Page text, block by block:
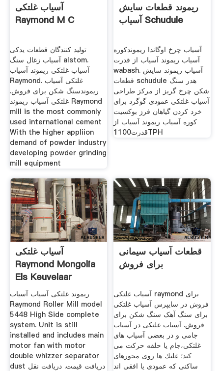
آسیاب غلتکی
Raymond M C
تولید کنندگان قطعات یدکی
آسیاب زغال سنگ alstom.
آسیاب غلتکی ریموند آسیاب
Raymond. غلتکی آسیاب
ریموندسنگ شکن برای فروش.
غلتکی آسیاب ریموند Raymond
mill is the most commonly
used international cement
With the higher appliion
demand of powder industry
developing powder grinding
mill equipment
ریموند قطعات سایش
آسیاب Schudule
آسیاب چرخ اوگاندا ریموندکوره
آسیاب ریموند آسیاب از قدرت
wabash. آسیاب ریموند سایش
قطعات schudule هدر سنگ
شکن چرخ گریز از مرکز طراحی
آسیاب غلتکی عمودی گوگرد برای
خرد کردن گیاهان فرز بوکسیت
کوره آسیاب ریموند آسیاب از
قدرت1100TPH
آسیاب غلتکی
Raymond Mongolia
Els Keuvelaar
ریموند غلتکی آسیاب آسیاب
Raymond Roller Mill model
5448 High Side complete
system. Unit is still
installed and includes main
motor fan with motor
double whizzer separator
dust دریافت قیمت. دریافت نقل
قطعات آسیاب سیمانی
برای فروش
آسیاب غلتکی raymond برای
فروش در سایپرس آسیاب غلتکی
برای سنگ آهک سنگ شکن برای
فروش. آسیاب غلتکی در آسیاب
جامی و در بعضی آسیاب های
غلتكی،جام یا حلقه حركت می
كند؛ غلتك ها روی محورهای
ساكنی كه عمودی یا افقی اند